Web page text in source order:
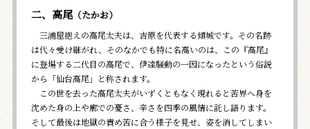
二、高尾（たかお）
三浦屋抱えの高尾太夫は、吉原を代表する傾城です。その名跡
は代々受け継がれ、そのなかでも特に名高いのは、この『高尾』
に登場する二代目の高尾で、伊達騒動の一因になったという俗説
から「仙台高尾」と称されます。
この世を去った高尾太夫がいずくともなく現れると苦界へ身を
沈めた身の上や廓での憂さ、辛さを四季の風情に託し語ります。
そして最後は地獄の責め苦に合う様子を見せ、姿を消してしまい